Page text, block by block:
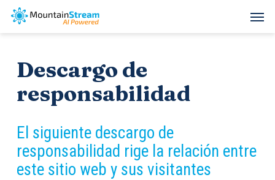
Skip
contentDescargo de
responsabilidad
El siguiente descargo de
responsabilidad rige la relación entre
este sitio web y sus visitantes